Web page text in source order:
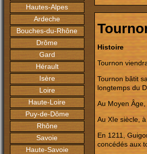
Hautes-Alpes
Ardeche
Bouches-du-Rhône
Drôme
Gard
Hérault
Isère
Loire
Haute-Loire
Puy-de-Dôme
Rhône
Savoie
Haute-Savoie
Histoire
Tournon
Tournon bâtit
longtemps du
Au Moyen
Au XIe siècle,
En 1211,
concédés aux